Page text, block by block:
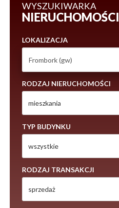
WYSZUKIWARKA
NIERUCHOMOŚCI
LOKALIZACJA
RODZAJ NIERUCHOMOŚCI
mieszkania
TYP BUDYNKU
wszystkie
RODZAJ TRANSAKCJI
sprzedaż